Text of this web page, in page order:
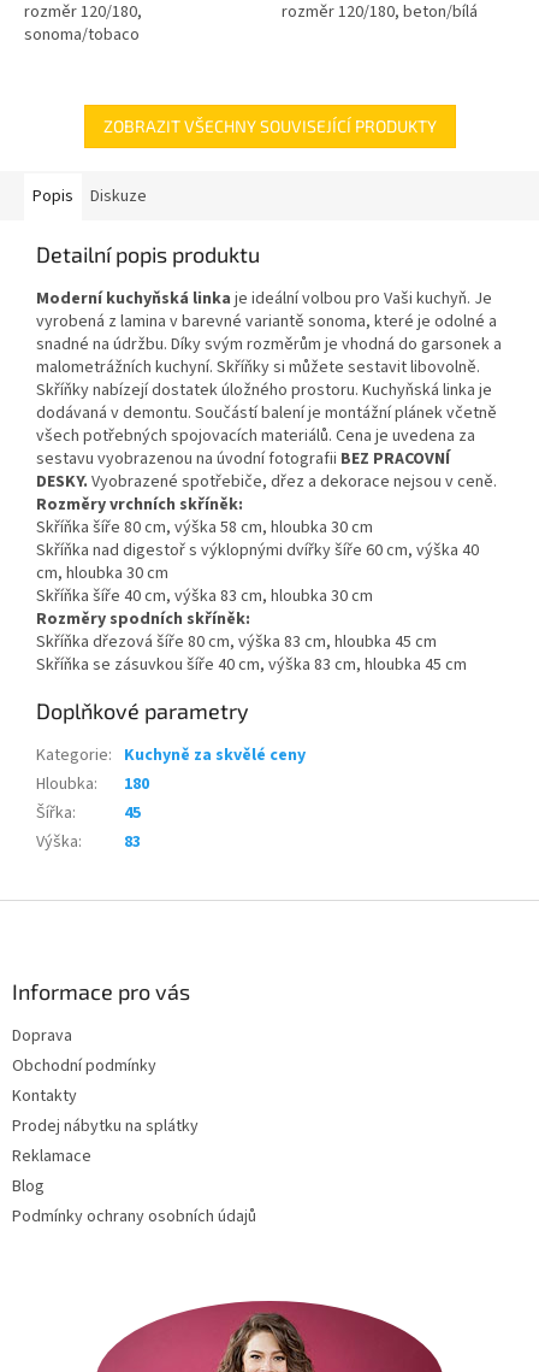
rozměr 120/180,
sonoma/tobaco
rozměr 120/180, beton/bílá
ZOBRAZIT VŠECHNY SOUVISEJÍCÍ PRODUKTY
Popis Diskuze
Detailní popis produktu
Moderní kuchyňská linka je ideální volbou pro Vaši kuchyň. Je
vyrobená z lamina v barevné variantě sonoma, které je odolné a
snadné na údržbu. Díky svým rozměrům je vhodná do garsonek a
malometrážních kuchyní. Skříňky si můžete sestavit libovolně.
Skříňky nabízejí dostatek úložného prostoru. Kuchyňská linka je
dodávaná v demontu. Součástí balení je montážní plánek včetně
všech potřebných spojovacích materiálů. Cena je uvedena za
sestavu vyobrazenou na úvodní fotografii BEZ PRACOVNÍ
DESKY. Vyobrazené spotřebiče, dřez a dekorace nejsou v ceně.
Rozměry vrchních skříněk:
Skříňka šíře 80 cm, výška 58 cm, hloubka 30 cm
Skříňka nad digestoř s výklopnými dvířky šíře 60 cm, výška 40
cm, hloubka 30 cm
Skříňka šíře 40 cm, výška 83 cm, hloubka 30 cm
Rozměry spodních skříněk:
Skříňka dřezová šíře 80 cm, výška 83 cm, hloubka 45 cm
Skříňka se zásuvkou šíře 40 cm, výška 83 cm, hloubka 45 cm
Doplňkové parametry
Kategorie: Kuchyně za skvělé ceny
Hloubka:
180
Šířka:
45
Výška: 83
Informace pro vás
Doprava
Obchodní podmínky
Kontakty
Prodej nábytku na splátky
Reklamace
Blog
Podmínky ochrany osobních údajů